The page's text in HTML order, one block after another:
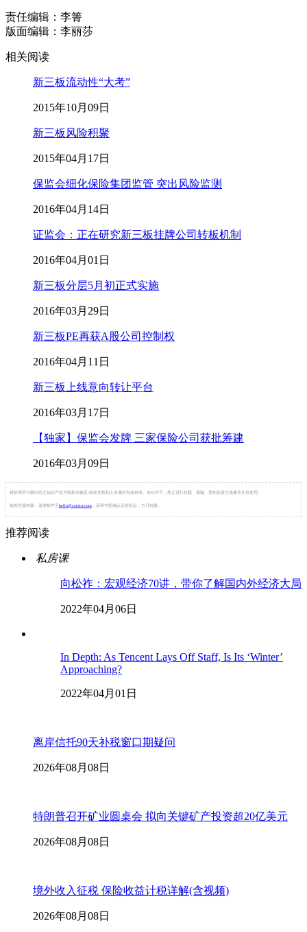
责任编辑：李箐
版面编辑：李丽莎
相关阅读
新三板流动性“大考”
2015年10月09日
新三板风险积聚
2015年04月17日
保监会细化保险集团监管 突出风险监测
2016年04月14日
证监会：正在研究新三板挂牌公司转板机制
2016年04月01日
新三板分层5月初正式实施
2016年03月29日
新三板PE再获A股公司控制权
2016年04月11日
新三板上线意向转让平台
2016年03月17日
【独家】保监会发牌 三家保险公司获批筹建
2016年03月09日
财新网所刊载内容之知识产权为财新传媒及/或相关权利人专属所有或持有。未经许可，禁止进行转载、摘编、复制及建立镜像等任何使用。
如有意愿转载，请发邮件至 hello@caixin.com ，获得书面确认及授权后，方可转载。
推荐阅读
私房课
向松祚：宏观经济70讲，带你了解国内外经济大局
2022年04月06日
In Depth: As Tencent Lays Off Staff, Is Its ‘Winter’
Approaching?
2022年04月01日
离岸信托90天补税窗口期疑问
2026年08月08日
特朗普召开矿业圆桌会 拟向关键矿产投资超20亿美元
2026年08月08日
境外收入征税 保险收益计税详解(含视频)
2026年08月08日